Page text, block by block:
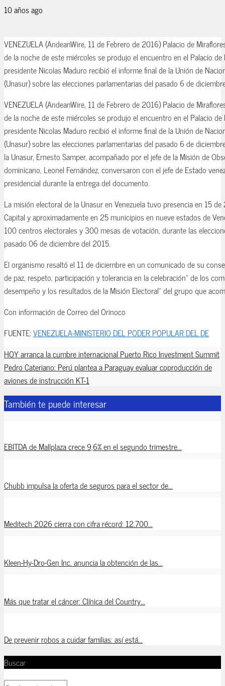
10 años ago
VENEZUELA (AndeanWire, 11 de Febrero de 2016) Palacio de
de la noche de este miércoles se produjo el encuentro en el Palacio
presidente Nicolas Maduro recibió el informe final de la Unión de
(Unasur) sobre las elecciones parlamentarias del pasado 6 de
VENEZUELA (AndeanWire, 11 de Febrero de 2016) Palacio de
de la noche de este miércoles se produjo el encuentro en el Palacio
presidente Nicolas Maduro recibió el informe final de la Unión de
(Unasur) sobre las elecciones parlamentarias del pasado 6 de
la Unasur, Ernesto Samper, acompañado por el jefe de la Misión de
dominicano, Leonel Fernández, conversaron con el jefe de Estado
presidencial durante la entrega del documento.
La misión electoral de la Unasur en Venezuela tuvo presencia en 15
Capital y aproximadamente en 25 municipios en nueve estados de
100 centros electorales y 300 mesas de votación, durante las
pasado 06 de diciembre del 2015.
El organismo resaltó el 11 de diciembre en un comunicado de su
de paz, respeto, participación y tolerancia en la celebración” de los
desempeño y los resultados de la Misión Electoral” del grupo que
Con información de Correo del Orinoco
FUENTE:VENEZUELA-MINISTERIO DEL PODER POPULAR DEL DE
HOY arranca la cumbre internacional Puerto Rico Investment Summit
Pedro Cateriano: Perú plantea a Paraguay evaluar coproducción de
aviones de instrucción KT-1
También te puede interesar
EBITDA de Mallplaza crece 9,6% en el segundo trimestre...
Chubb impulsa la oferta de seguros para el sector de...
Meditech 2026 cierra con cifra récord: 12.700...
Kleen-Hy-Dro-Gen Inc. anuncia la obtención de las...
Más que tratar el cáncer: Clínica del Country...
De prevenir robos a cuidar familias: así está...
Buscar